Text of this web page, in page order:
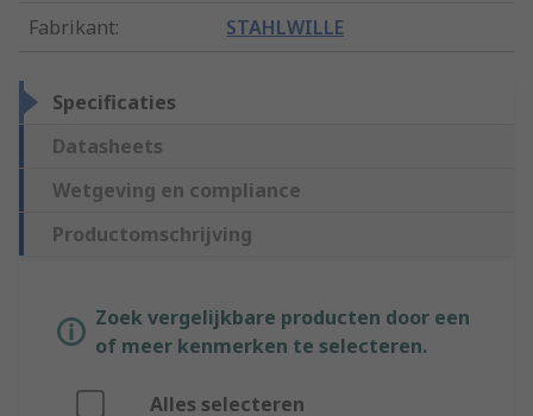
Fabrikant: STAHLWILLE
Specificaties
Datasheets
Wetgeving en compliance
Productomschrijving
Zoek vergelijkbare producten door een
of meer kenmerken te selecteren.
Alles selecteren